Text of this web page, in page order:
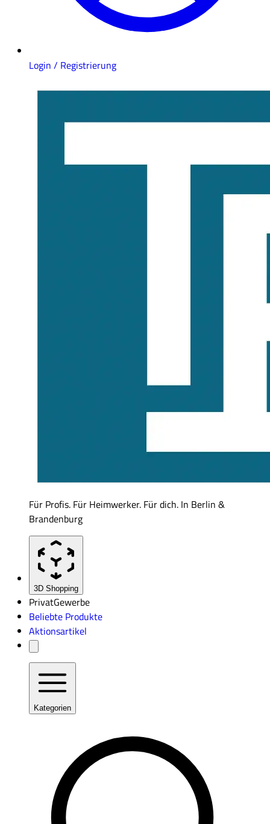
Login / Registrierung
Für Profis. Für Heimwerker. Für dich. In Berlin &
Brandenburg
3D Shopping
PrivatGewerbe
Beliebte Produkte
Aktionsartikel
Kategorien